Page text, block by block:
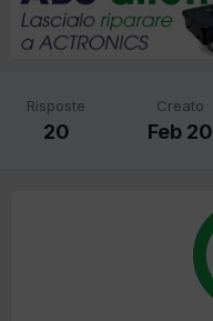
Risposte
20
Creato
Feb 20